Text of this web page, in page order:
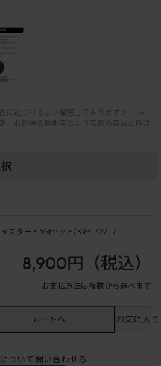
に近づけるよう徹底しておりますが、 お
、お部屋の照明等により実際の商品と色味
スター・5個セット/KVP-722T2
8,900円 （税込）
お支払方法は複数から選べます
カートへ お気に入
ついて問い合わせる